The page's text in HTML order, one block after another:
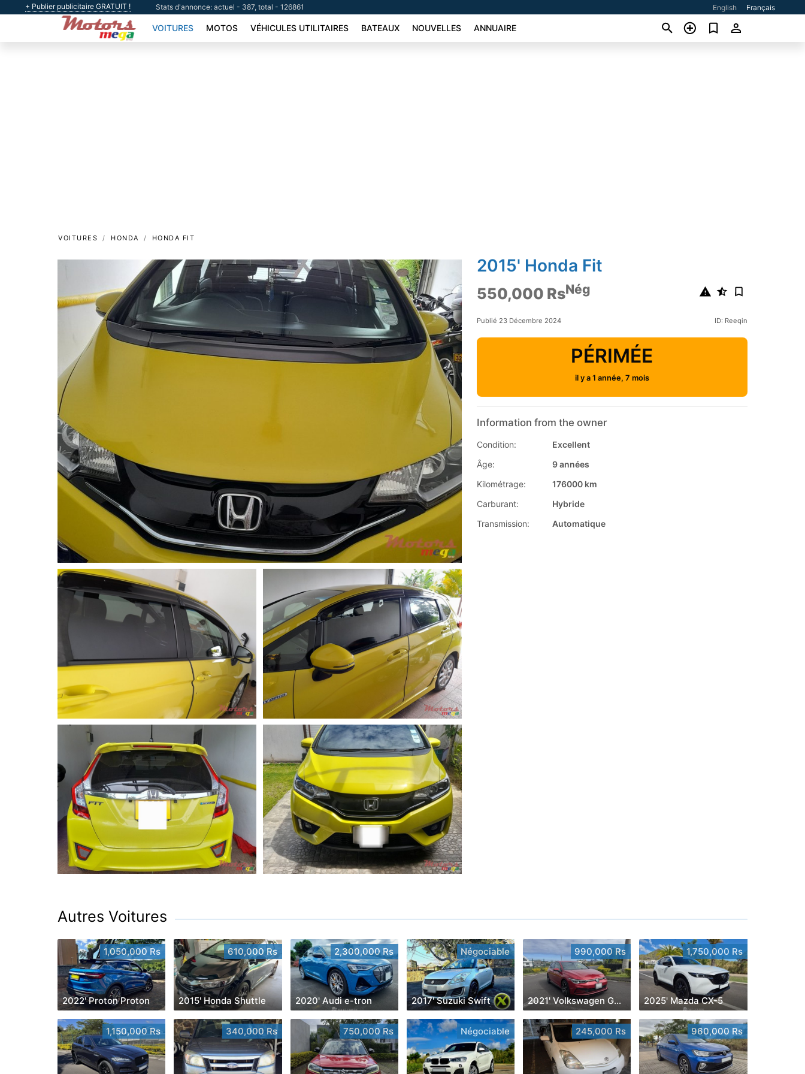
+ Publier publicitaire GRATUIT ! Stats d'annonce: actuel - 387, total - 126861 English Français
VOITURES MOTOS VÉHICULES UTILITAIRES BATEAUX NOUVELLES ANNUAIRE
VOITURES HONDA HONDA FIT
2015' Honda Fit
550,000 RsNég
Publié 23 Décembre 2024 ID: Reeqin
PÉRIMÉE
il y a 1 année, 7 mois
Information from the owner
Condition:
Excellent
Âge:
9 années
Kilométrage:
176000 km
Carburant:
Hybride
Transmission:
Automatique
Autres Voitures
1,050,000 Rs
2022' Proton Proton
610,000 Rs
2015' Honda Shuttle
2,300,000 Rs
2020' Audi e-tron
Négociable
2017' Suzuki Swift
990,000 Rs
2021' Volkswagen Golf 8
1,750,000 Rs
2025' Mazda CX-5
1,150,000 Rs 340,000 Rs 750,000 Rs Négociable 245,000 Rs 960,000 Rs